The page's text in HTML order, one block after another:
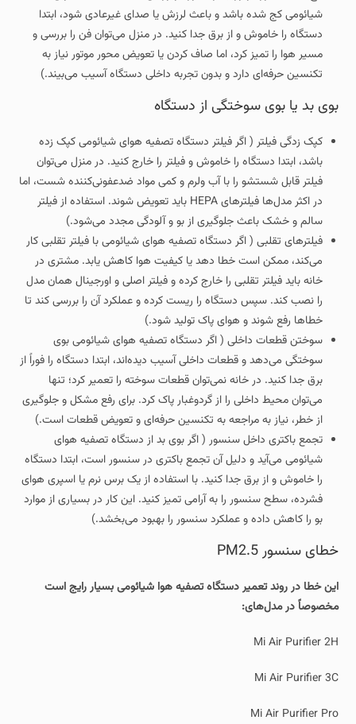
شیائومی کج شده باشد و باعث لرزش یا صدای غیرعادی شود، ابتدا
دستگاه را خاموش و از برق جدا کنید. در منزل می‌توان فن را بررسی و
مسیر هوا را تمیز کرد، اما صاف کردن یا تعویض محور موتور نیاز به
تکنسین حرفه‌ای دارد و بدون تجربه داخلی دستگاه آسیب می‌بیند.)
بوی بد یا بوی سوختگی از دستگاه
کپک‌ زدگی فیلتر ( اگر فیلتر دستگاه تصفیه هوای شیائومی کپک زده
باشد، ابتدا دستگاه را خاموش و فیلتر را خارج کنید. در منزل می‌توان
فیلتر قابل شستشو را با آب ولرم و کمی مواد ضدعفونی‌کننده شست، اما
در اکثر مدل‌ها فیلترهای HEPA باید تعویض شوند. استفاده از فیلتر
سالم و خشک باعث جلوگیری از بو و آلودگی مجدد می‌شود.)
فیلترهای تقلبی ( اگر دستگاه تصفیه هوای شیائومی با فیلتر تقلبی کار
می‌کند، ممکن است خطا دهد یا کیفیت هوا کاهش یابد. مشتری در
خانه باید فیلتر تقلبی را خارج کرده و فیلتر اصلی و اورجینال همان مدل
را نصب کند. سپس دستگاه را ریست کرده و عملکرد آن را بررسی کند تا
خطاها رفع شوند و هوای پاک تولید شود.)
سوختن قطعات داخلی ( اگر دستگاه تصفیه هوای شیائومی بوی
سوختگی می‌دهد و قطعات داخلی آسیب دیده‌اند، ابتدا دستگاه را فوراً از
برق جدا کنید. در خانه نمی‌توان قطعات سوخته را تعمیر کرد؛ تنها
می‌توان محیط داخلی را از گردوغبار پاک کرد. برای رفع مشکل و جلوگیری
از خطر، نیاز به مراجعه به تکنسین حرفه‌ای و تعویض قطعات است.)
تجمع باکتری داخل سنسور ( اگر بوی بد از دستگاه تصفیه هوای
شیائومی می‌آید و دلیل آن تجمع باکتری در سنسور است، ابتدا دستگاه
را خاموش و از برق جدا کنید. با استفاده از یک برس نرم یا اسپری هوای
فشرده، سطح سنسور را به آرامی تمیز کنید. این کار در بسیاری از موارد
بو را کاهش داده و عملکرد سنسور را بهبود می‌بخشد.)
خطای سنسور PM2.5
این خطا در روند تعمیر دستگاه تصفیه هوا شیائومی بسیار رایج است
مخصوصاً در مدل‌های:
Mi Air Purifier 2H
Mi Air Purifier 3C
Mi Air Purifier Pro